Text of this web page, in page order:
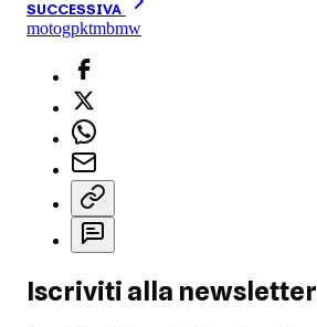
SUCCESSIVA
motogpktmbmw
Iscriviti alla newsletter